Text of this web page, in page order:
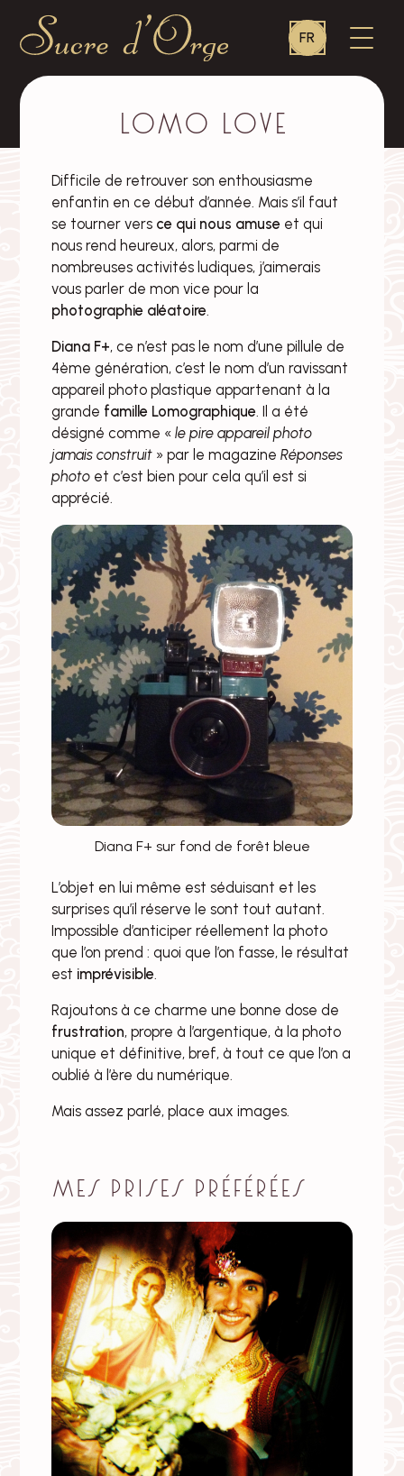
d'Orge
Language
switcher
FR
LE
Lomo love
Difficile de retrouver son enthousiasme
enfantin en ce début d’année. Mais s’il faut
se tourner versce qui nous amuseet qui
nous rend heureux, alors, parmi de
nombreuses activités ludiques, j’aimerais
vous parler de mon vice pour la
photographie aléatoire.
Diana F+, ce n’est pas le nom d’une pillule de
4ème génération, c’est le nom d’un ravissant
appareil photo plastique appartenant à la
grande famille Lomographique. Il a été
désigné comme « le pire appareil photo
jamais construit» par le magazine Réponses
photo et c’est bien pour cela qu’il est si
apprécié.
Diana F+ sur fond de forêt bleue
L’objet en lui même est séduisant et les
surprises qu’il réserve le sont tout autant.
Impossible d’anticiper réellement la photo
que l’on prend : quoi que l’on fasse, le résultat
est imprévisible.
Rajoutons à ce charme une bonne dose de
frustration, propre à l’argentique, à la photo
unique et définitive, bref, à tout ce que l’on a
oublié à l’ère du numérique.
Mais assez parlé, place aux images.
mes prises préférées